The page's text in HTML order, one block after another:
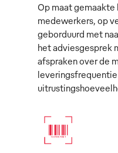
Op maat
medewerkers, op
geborduurd met
het adviesgesprek
afspraken over de
leveringsfrequentie